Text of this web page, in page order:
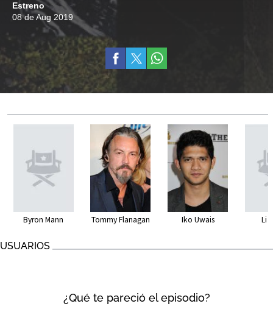
Estreno
08 de Aug 2019
Byron Mann Tommy Flanagan Iko Uwais Li
USUARIOS
¿Qué te pareció el episodio?